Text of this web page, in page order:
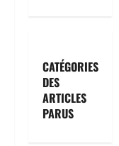
CATÉGORIES
DES
ARTICLES
PARUS